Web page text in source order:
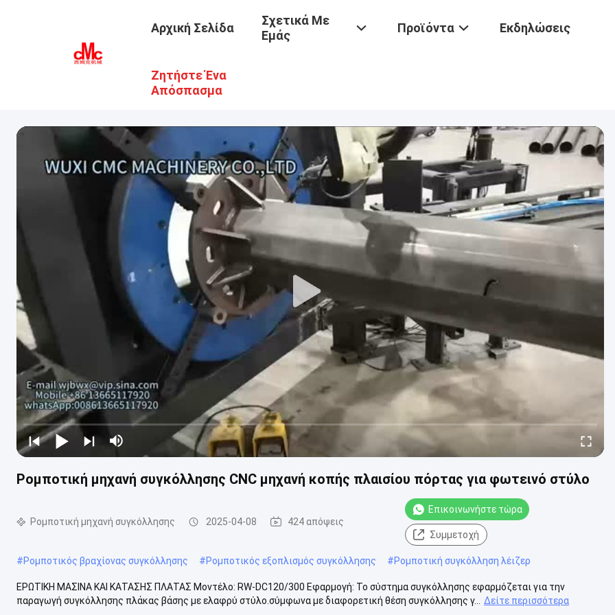
Αρχική Σελίδα
Σχετικά Με
Εμάς
Προϊόντα Εκδηλώσεις
Ζητήστε Ένα
Απόσπασμα
Ρομποτική μηχανή συγκόλλησης CNC μηχανή κοπής πλαισίου πόρτας για φωτεινό στύλο
Ρομποτική μηχανή συγκόλλησης 2025-04-08 424 απόψεις
Επικοινωνήστε τώρα
Συμμετοχή
#Ρομποτικός βραχίονας συγκόλλησης #Ρομποτικός εξοπλισμός συγκόλλησης #Ρομποτική συγκόλληση λέιζερ
ΕΡΩΤΙΚΗ ΜΑΣΙΝΑ ΚΑΙ ΚΑΤΑΣΗΣ ΠΛΑΤΑΣ Μοντέλο: RW-DC120/300 Εφαρμογή: Το σύστημα συγκόλλησης εφαρμόζεται για την
παραγωγή συγκόλλησης πλάκας βάσης με ελαφρύ στύλο.σύμφωνα με διαφορετική θέση συγκόλλησης γ...
Δείτε περισσότερα